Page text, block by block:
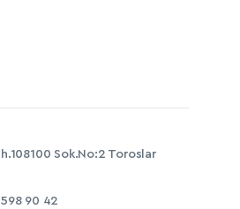
Sok.No:2 Toroslar
598 90 42